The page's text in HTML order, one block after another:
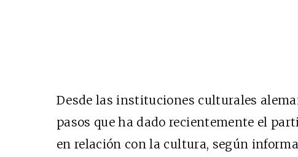
Desde las instituciones culturales
pasos que ha dado recientemente el
en relación con la cultura, según